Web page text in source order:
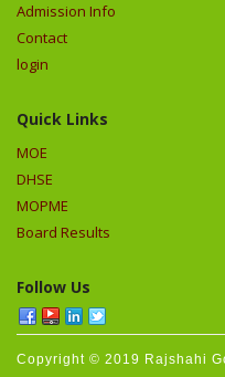
Admission Info
Contact
login
Quick Links
MOE
DHSE
MOPME
Board Results
Follow Us
Copyright © 2019 Rajshahi